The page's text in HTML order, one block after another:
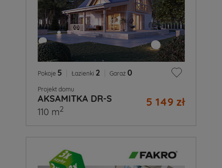
Pokoje 5 Łazienki 2 Garaż 0
Projekt domu
AKSAMITKA DR-S 5 149 zł
110 m2